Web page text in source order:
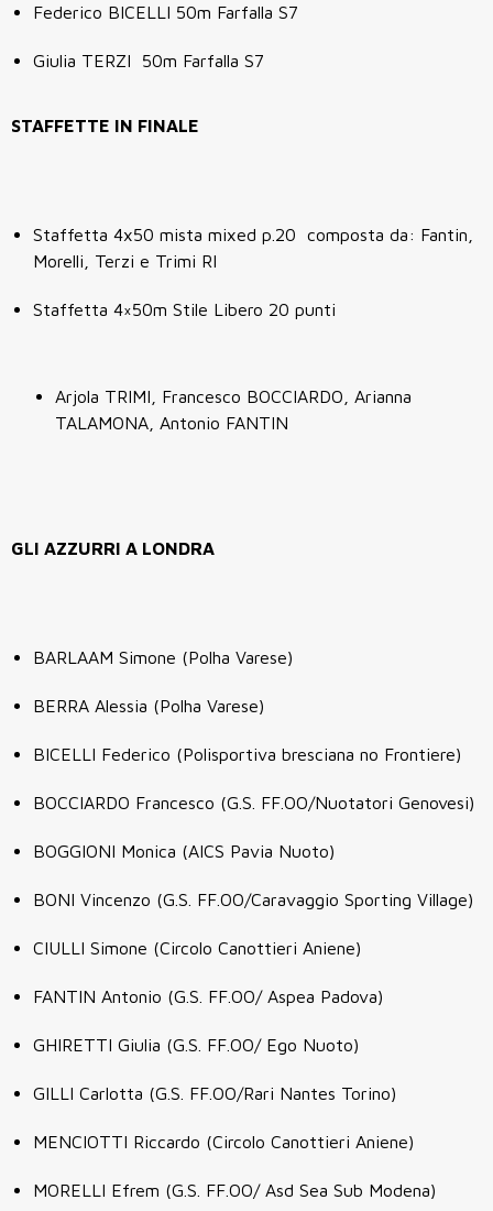
Federico BICELLI 50m Farfalla S7
Giulia TERZI 50m Farfalla S7
STAFFETTE IN FINALE
Staffetta 4x50 mista mixed p.20 composta da: Fantin,
Morelli, Terzi e Trimi RI
Staffetta 4×50m Stile Libero 20 punti
Arjola TRIMI, Francesco BOCCIARDO, Arianna
TALAMONA, Antonio FANTIN
GLI AZZURRI A LONDRA
BARLAAM Simone (Polha Varese)
BERRA Alessia (Polha Varese)
BICELLI Federico (Polisportiva bresciana no Frontiere)
BOCCIARDO Francesco (G.S. FF.OO/Nuotatori Genovesi)
BOGGIONI Monica (AICS Pavia Nuoto)
BONI Vincenzo (G.S. FF.OO/Caravaggio Sporting Village)
CIULLI Simone (Circolo Canottieri Aniene)
FANTIN Antonio (G.S. FF.OO/ Aspea Padova)
GHIRETTI Giulia (G.S. FF.OO/ Ego Nuoto)
GILLI Carlotta (G.S. FF.OO/Rari Nantes Torino)
MENCIOTTI Riccardo (Circolo Canottieri Aniene)
MORELLI Efrem (G.S. FF.OO/ Asd Sea Sub Modena)